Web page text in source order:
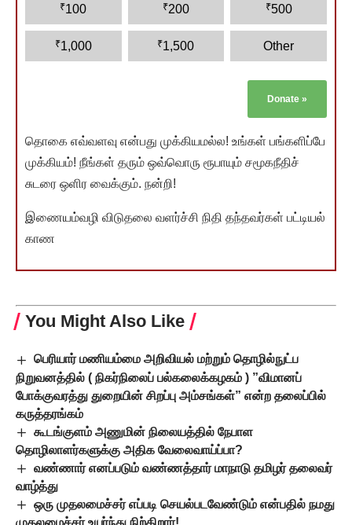
₹100 ₹200 ₹500
₹1,000 ₹1,500 Other
Donate »
தொகை எவ்வளவு என்பது முக்கியமல்ல! உங்கள் பங்களிப்பே
முக்கியம்! நீங்கள் தரும் ஒவ்வொரு ரூபாயும் சமூகநீதிச்
சுடரை ஒளிர வைக்கும். நன்றி!
இணையம்வழி விடுதலை வளர்ச்சி நிதி தந்தவர்கள் பட்டியல்
காண
You Might Also Like
பெரியார் மணியம்மை அறிவியல் மற்றும் தொழில்நுட்ப
நிறுவனத்தில் ( நிகர்நிலைப் பல்கலைக்கழகம் ) ”விமானப்
போக்குவரத்து துறையின் சிறப்பு அம்சங்கள்” என்ற தலைப்பில்
கருத்தரங்கம்
கூடங்குளம் அணுமின் நிலையத்தில் நேபாள
தொழிலாளர்களுக்கு அதிக வேலைவாய்ப்பா?
வண்ணார் எனப்படும் வண்ணத்தார் மாநாடு தமிழர் தலைவர்
வாழ்த்து
ஒரு முதலமைச்சர் எப்படி செயல்படவேண்டும் என்பதில் நமது